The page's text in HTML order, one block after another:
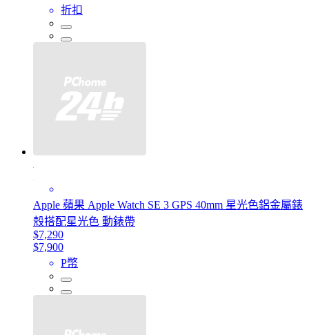
折扣
Apple 蘋果 Apple Watch SE 3 GPS 40mm 星光色鋁金屬錶
殼搭配星光色 動錶帶
$7,290
$7,900
P幣